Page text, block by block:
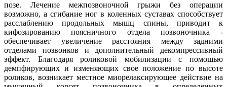
позе. Лечение межпозвоночной грыжи без операции
возможно, а сгибание ног в коленных суставах способствует
расслаблению продольных мышц спины, приводит к
кифозированию поясничного отдела позвоночника -
обеспечивает увеличение расстояния между задними
отделами позвонков и дополнительный декомпрессивный
эффект. Благодаря роликовой мобилизации с помощью
демпфирующих и изменяющих свое положение по высоте
роликов, возникает местное миорелаксирующее действие на